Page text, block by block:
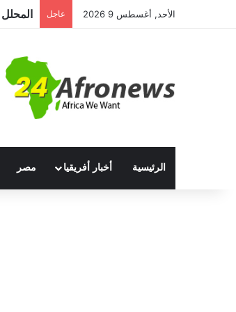
الأحد, أغسطس 9 2026 عاجل
الرئيسية أخبار أفريقيا مصر